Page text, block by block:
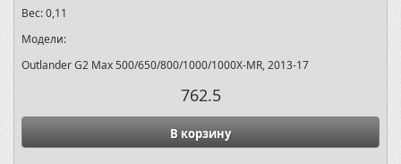
Вес:0,11
Модели:
Outlander G2 Max 500/650/800/1000/1000X-MR, 2013-17
762.5
В корзину